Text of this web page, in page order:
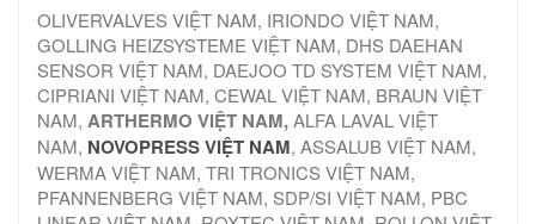
OLIVERVALVES VIỆT NAM, IRIONDO VIỆT NAM,
GOLLING HEIZSYSTEME VIỆT NAM, DHS DAEHAN
SENSOR VIỆT NAM, DAEJOO TD SYSTEM VIỆT NAM,
CIPRIANI VIỆT NAM, CEWAL VIỆT NAM, BRAUN VIỆT
NAM, ARTHERMO VIỆT NAM,ALFA LAVAL VIỆT
NAM, NOVOPRESS VIỆT NAM, ASSALUB VIỆT NAM,
WERMA VIỆT NAM, TRI TRONICS VIỆT NAM,
PFANNENBERG VIỆT NAM, SDP/SI VIỆT NAM, PBC